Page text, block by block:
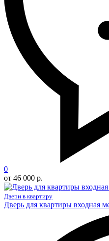
0
от 46 000 р.
Двери в квартиру
Дверь для квартиры входная